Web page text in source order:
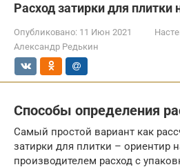
Расход затирки для плитки
Опубликовано: 11 Июн 2021
Александр Редькин
Способы определения
Самый простой вариант как
затирки для плитки – ориентир
производителем расход с